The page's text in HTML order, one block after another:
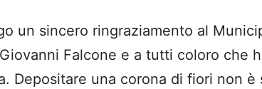
un sincero ringraziamento al
Giovanni Falcone e a tutti coloro che
Depositarе una corona di fiori non